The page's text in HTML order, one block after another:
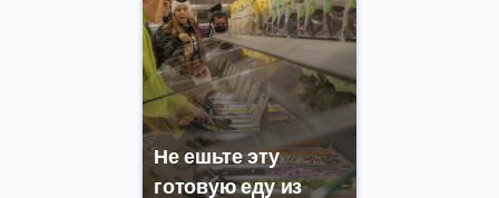
Не ешьте эту
готовую еду из